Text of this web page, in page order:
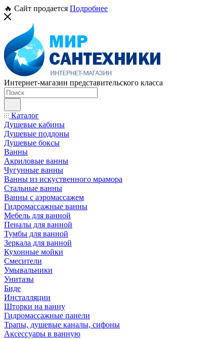
🔥 Сайт продается Подробнее
Интернет-магазин представительского класса
Каталог
Душевые кабины
Душевые поддоны
Душевые боксы
Ванны
Акриловые ванны
Чугунные ванны
Ванны из искуственного мрамора
Стальные ванны
Ванны с аэромассажем
Гидромассажные ванны
Мебель для ванной
Пеналы для ванной
Тумбы для ванной
Зеркала для ванной
Кухонные мойки
Смесители
Умывальники
Унитазы
Биде
Инсталляции
Шторки на ванну
Гидромассажные панели
Трапы, душевые каналы, сифоны
Аксессуары в ванную